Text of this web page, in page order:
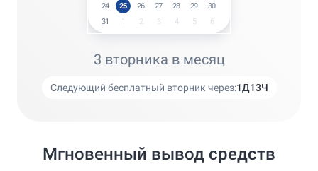
24
25 26 27 28 29
30
31
1 2 3 4 5 6
3 вторника в месяц
Следующий бесплатный вторник через:1Д13Ч
Мгновенный вывод средств